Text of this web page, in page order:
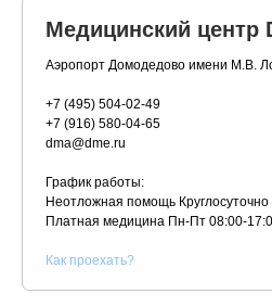
Медицинский центр
Аэропорт Домодедово имени М.В.
+7 (495) 504-02-49
+7 (916) 580-04-65
dma@dme.ru
График работы:
Неотложная помощь Круглосуточно
Платная медицина Пн-Пт 08:00-
Как проехать?